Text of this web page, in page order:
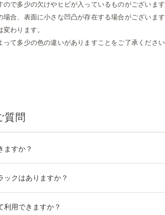
で多少の欠けやヒビが入っているものがございます
合、表面に小さな凹凸が存在する場合がございま
わります。
て多少の色の違いがありますことをご了承ください
質問
ますか？
ックはありますか？
利用できますか？